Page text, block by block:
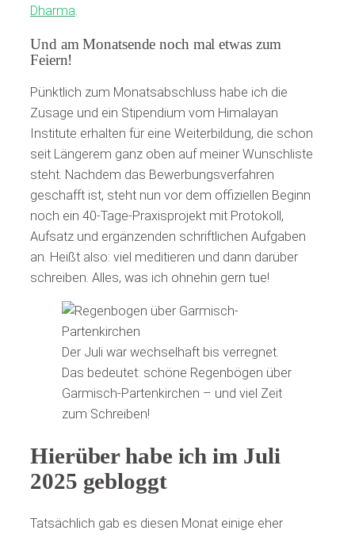
Dharma.
Und am Monatsende noch mal etwas zum
Feiern!
Pünktlich zum Monatsabschluss habe ich die
Zusage und ein Stipendium vom Himalayan
Institute erhalten für eine Weiterbildung, die schon
seit Längerem ganz oben auf meiner Wunschliste
steht. Nachdem das Bewerbungsverfahren
geschafft ist, steht nun vor dem offiziellen Beginn
noch ein 40-Tage-Praxisprojekt mit Protokoll,
Aufsatz und ergänzenden schriftlichen Aufgaben
an. Heißt also: viel meditieren und dann darüber
schreiben. Alles, was ich ohnehin gern tue!
Der Juli war wechselhaft bis verregnet.
Das bedeutet: schöne Regenbögen über
Garmisch-Partenkirchen – und viel Zeit
zum Schreiben!
Hierüber habe ich im Juli
2025 gebloggt
Tatsächlich gab es diesen Monat einige eher